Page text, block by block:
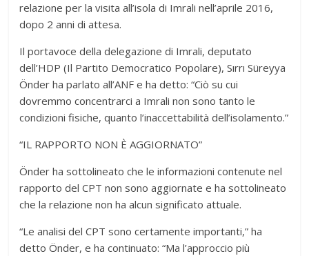
relazione per la visita all’isola di Imrali nell’aprile 2016,
dopo 2 anni di attesa.
Il portavoce della delegazione di Imrali, deputato
dell’HDP (Il Partito Democratico Popolare), Sırrı Süreyya
Önder ha parlato all’ANF e ha detto: “Ciò su cui
dovremmo concentrarci a Imrali non sono tanto le
condizioni fisiche, quanto l’inaccettabilità dell’isolamento.”
“IL RAPPORTO NON È AGGIORNATO”
Önder ha sottolineato che le informazioni contenute nel
rapporto del CPT non sono aggiornate e ha sottolineato
che la relazione non ha alcun significato attuale.
“Le analisi del CPT sono certamente importanti,” ha
detto Önder, e ha continuato: “Ma l’approccio più